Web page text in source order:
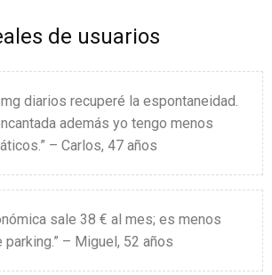
de usuarios
diarios recuperé la espontaneidad.
además yo tengo menos
– Carlos, 47 años
sale 38 € al mes; es menos
– Miguel, 52 años